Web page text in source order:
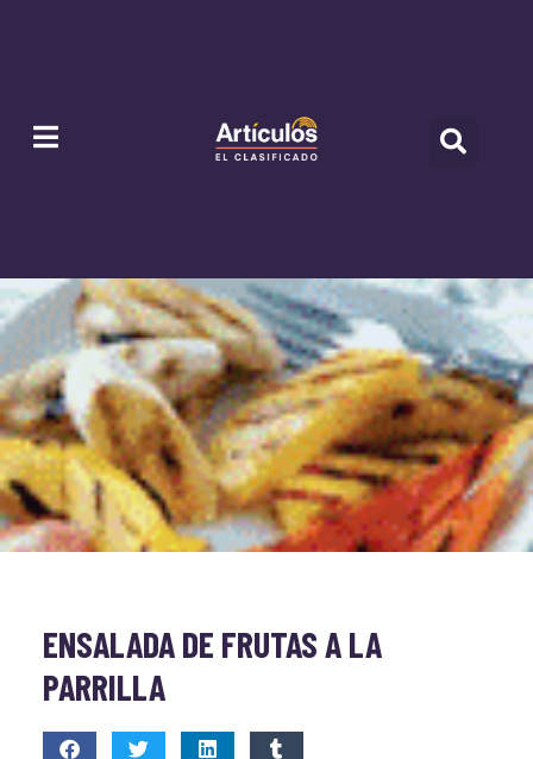
ENSALADA DE FRUTAS A LA
PARRILLA